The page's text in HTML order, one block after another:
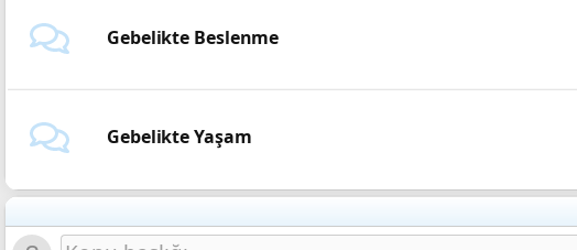
Gebelikte Beslenme
Gebelikte Yaşam